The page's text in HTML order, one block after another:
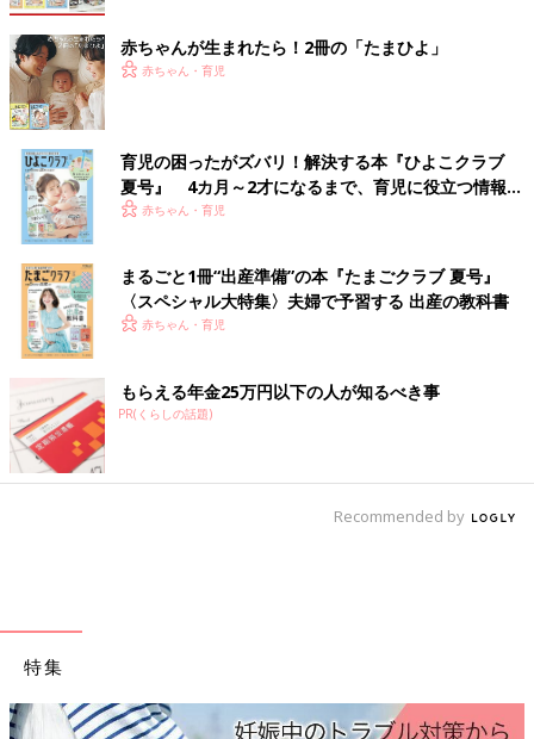
出典：Instagramアカウント「so.ra_yn」
こちらはso.ra_ynさんがゲットした、しまむらのサロペット。シ
ャカシャカ素材で、ゆるくダボっとはくことができ、とてもかっ
赤ちゃんが生まれたら！2冊の「たまひよ」
赤ちゃん・育児
育児の困ったがズバリ！解決する本『ひよこクラブ
夏号』 4カ月～2才になるまで、育児に役立つ情報が
いっぱい！
赤ちゃん・育児
まるごと1冊“出産準備”の本『たまごクラブ 夏号』
〈スペシャル大特集〉夫婦で予習する 出産の教科書
赤ちゃん・育児
もらえる年金25万円以下の人が知るべき事
PR(くらしの話題)
Recommended by
特集